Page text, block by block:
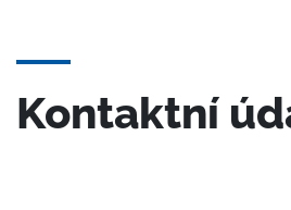
Kontaktní